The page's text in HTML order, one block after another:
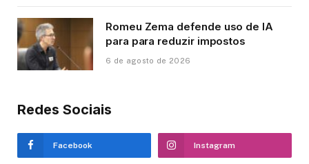
Romeu Zema defende uso de IA
para para reduzir impostos
6 de agosto de 2026
Redes Sociais
Facebook Instagram